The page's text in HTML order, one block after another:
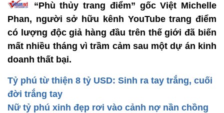
“Phù thủy trang điểm” gốc Việt Michelle
Phan, người sở hữu kênh YouTube trang điểm
có lượng độc giả hàng đầu trên thế giới đã biến
mất nhiều tháng vì trầm cảm sau một dự án kinh
doanh thất bại.
Tỷ phú từ thiện 8 tỷ USD: Sinh ra tay trắng, cuối
đời trắng tay
Nữ tỷ phú xinh đẹp rơi vào cảnh nợ nần chồng